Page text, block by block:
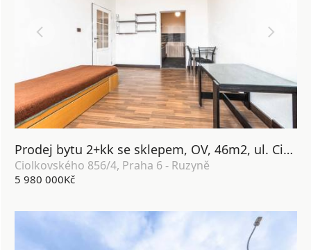
Prodej bytu 2+kk se sklepem, OV, 46m2, ul. Ciolkovského 856/4, Praha 6 - Ruzyně
Ciolkovského 856/4, Praha 6 - Ruzyně
5 980 000Kč